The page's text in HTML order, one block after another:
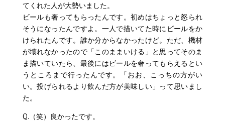
てくれた人が大勢いました。
ビールも奢ってもらったんです。初めはちょっと怒られ
そうになったんですよ。一人で描いてた時にビールをか
けられたんです。誰か分からなかったけど。ただ、機材
が壊れなかったので「このままいける」と思ってそのま
ま描いていたら、最後にはビールを奢ってもらえるとい
うところまで行ったんです。「おお、こっちの方がい
い。投げられるより飲んだ方が美味しい」って思いまし
た。
Q.（笑）良かったです。